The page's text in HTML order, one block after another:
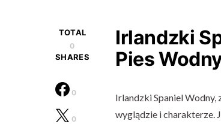
TOTAL
0
SHARES
0
0
Irlandzki
Pies
Irlandzki Spaniel Wodny,
wyglądzie i charakterze.